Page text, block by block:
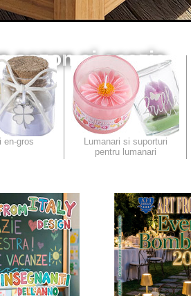
sezon și ocazie
en-gros
Lumanari si suporturi
pentru lumanari